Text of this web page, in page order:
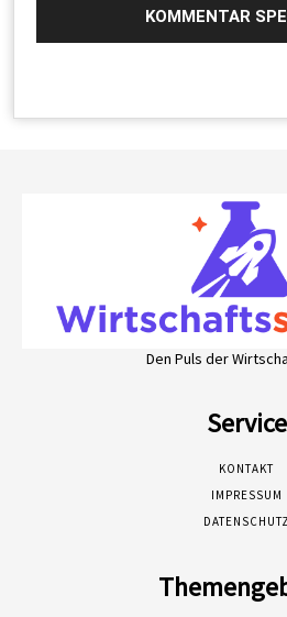
Den Puls der
Service
KONTAKT
IMPRESSUM
DATENSCHUTZ